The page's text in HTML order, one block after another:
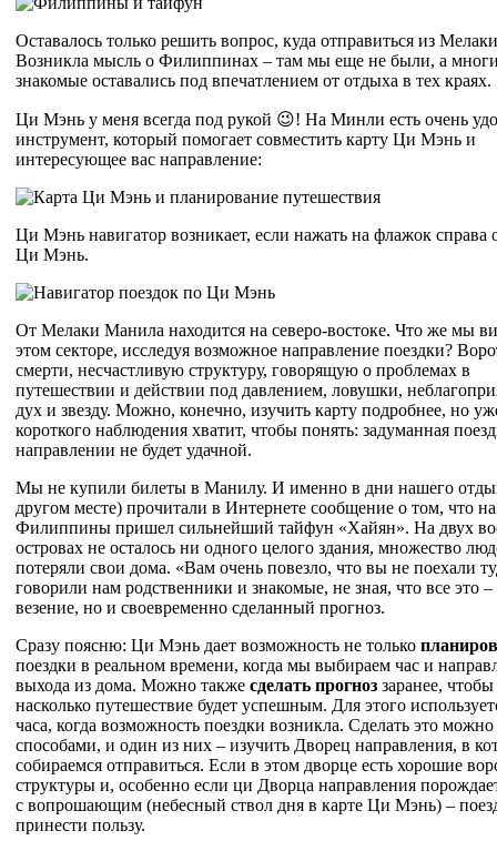
Оставалось только решить вопрос, куда отправиться из
Возникла мысль о Филиппинах – там мы еще не были, а
знакомые оставались под впечатлением от отдыха в тех краях.
Ци Мэнь у меня всегда под рукой 😉! На Минли есть очень
инструмент, который помогает совместить карту Ци Мэнь и
интересующее вас направление:
Ци Мэнь навигатор возникает, если нажать на флажок справа
Ци Мэнь.
От Мелаки Манила находится на северо-востоке. Что же мы
этом секторе, исследуя возможное направление поездки?
смерти, несчастливую структуру, говорящую о проблемах в
путешествии и действии под давлением, ловушки,
дух и звезду. Можно, конечно, изучить карту подробнее, но
короткого наблюдения хватит, чтобы понять: задуманная
направлении не будет удачной.
Мы не купили билеты в Манилу. И именно в дни нашего
другом месте) прочитали в Интернете сообщение о том, что на
Филиппины пришел сильнейший тайфун «Хайян». На двух
островах не осталось ни одного целого здания, множество
потеряли свои дома. «Вам очень повезло, что вы не поехали
говорили нам родственники и знакомые, не зная, что все это –
везение, но и своевременно сделанный прогноз.
Сразу поясню: Ци Мэнь дает возможность не только
поездки в реальном времени, когда мы выбираем час и
выхода из дома. Можно также сделать прогноз заранее,
насколько путешествие будет успешным. Для этого
часа, когда возможность поездки возникла. Сделать это
способами, и один из них – изучить Дворец направления, в
собираемся отправиться. Если в этом дворце есть хорошие
структуры и, особенно если ци Дворца направления
с вопрошающим (небесный ствол дня в карте Ци Мэнь) –
принести пользу.